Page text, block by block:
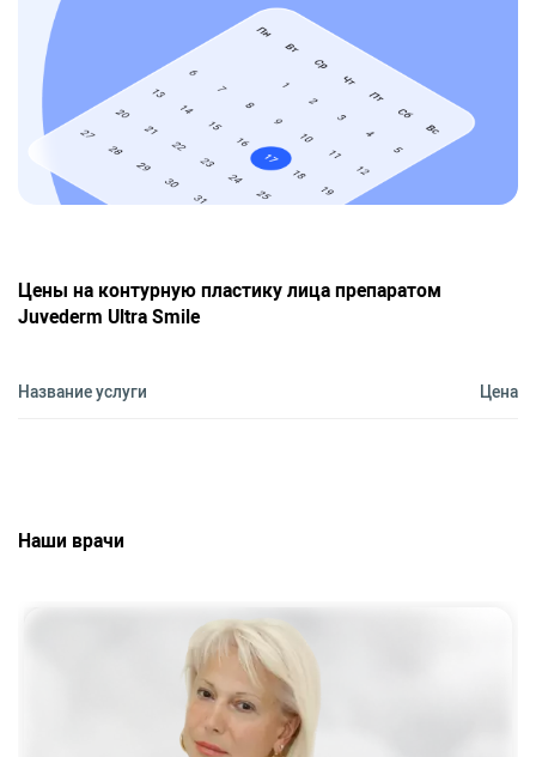
Цены на контурную пластику лица препаратом
Juvederm Ultra Smile
Название услуги Цена
Наши врачи